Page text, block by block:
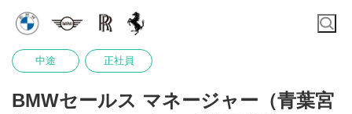
中途 正社員
BMWセールス マネージャー（青葉宮